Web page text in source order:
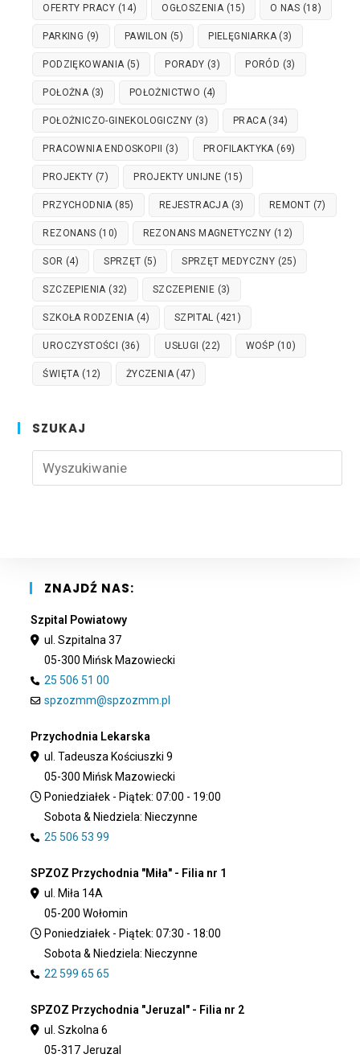
OFERTY PRACY (14) OGŁOSZENIA(15) O NAS (18)
PARKING (9) PAWILON (5) PIELĘGNIARKA(3)
PODZIĘKOWANIA(5) PORADY (3) PORÓD (3)
POŁOŻNA(3) POŁOŻNICTWO (4)
POŁOŻNICZO-GINEKOLOGICZNY (3) PRACA(34)
PRACOWNIA ENDOSKOPII (3) PROFILAKTYKA(69)
PROJEKTY (7) PROJEKTY UNIJNE (15)
PRZYCHODNIA(85) REJESTRACJA(3) REMONT (7)
REZONANS (10) REZONANS MAGNETYCZNY (12)
SOR (4) SPRZĘT (5) SPRZĘT MEDYCZNY (25)
SZCZEPIENIA(32) SZCZEPIENIE (3)
SZKOŁA RODZENIA(4) SZPITAL (421)
UROCZYSTOŚCI (36) USŁUGI (22) WOŚP (10)
ŚWIĘTA(12) ŻYCZENIA(47)
SZUKAJ
ZNAJDŹ NAS:
Szpital Powiatowy
ul. Szpitalna 37
05-300 Mińsk Mazowiecki
25 506 51 00
spzozmm@spzozmm.pl
Przychodnia Lekarska
ul. Tadeusza Kościuszki 9
05-300 Mińsk Mazowiecki
Poniedziałek - Piątek: 07:00 - 19:00
Sobota & Niedziela: Nieczynne
25 506 53 99
SPZOZ Przychodnia "Miła" - Filia nr 1
ul. Miła 14A
05-200 Wołomin
Poniedziałek - Piątek: 07:30 - 18:00
Sobota & Niedziela: Nieczynne
22 599 65 65
SPZOZ Przychodnia "Jeruzal" - Filia nr 2
ul. Szkolna 6
05-317 Jeruzal